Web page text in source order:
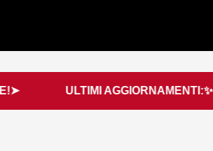
ULTIMI AGGIORNAMENTI:✨IN